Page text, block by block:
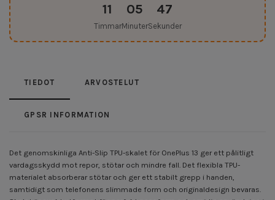
11
Timmar
05
Minuter
47
Sekunder
TIEDOT ARVOSTELUT
GPSR INFORMATION
Det genomskinliga Anti-Slip TPU-skalet för OnePlus 13 ger ett pålitligt
vardagsskydd mot repor, stötar och mindre fall. Det flexibla TPU-
materialet absorberar stötar och ger ett stabilt grepp i handen,
samtidigt som telefonens slimmade form och originaldesign bevaras.